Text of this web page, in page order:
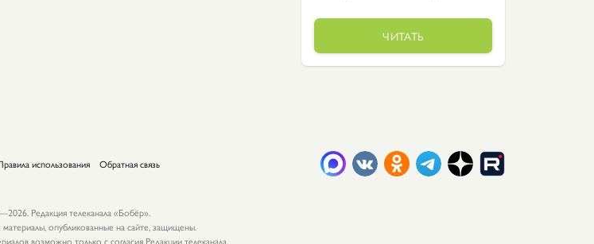
ЧИТАТЬ
использования Обратная связь
Редакция телеканала «Бобёр».
опубликованные на сайте, защищены.